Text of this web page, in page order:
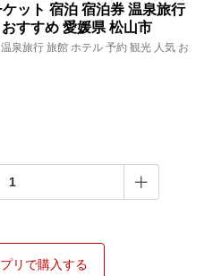
ット 宿泊 宿泊券 温泉旅行
すすめ 愛媛県 松山市
泉旅行 旅館 ホテル 予約 観光 人気 お
リで購入する